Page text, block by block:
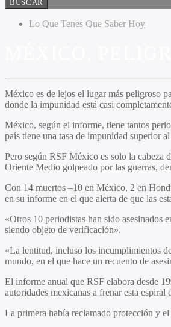
Lo Que Tenes Que Saber Hoy
México es de lejos el lugar más peligroso
donde la impunidad está casi
México, según el informe, tiene tantos
país tiene una tasa de impunidad superior
Pero según RSF México es solo la cabeza
Oriente Medio golpeado por las guerras,
Con 14 muertos –10 en México, 2 en
en su informe en el que alerta de que las
«Otros 10 periodistas han sido
siendo objeto de verificación».
«La lentitud, incluso los incumplimientos
mundo, en el que hace un recuento de
El informe anual que RSF elabora desde
autoridades mexicanas a frenar esta
La primera había reclamado protección y